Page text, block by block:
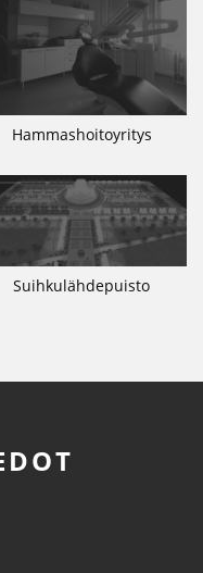
Hammashoitoyritys
Suihkulähdepuisto